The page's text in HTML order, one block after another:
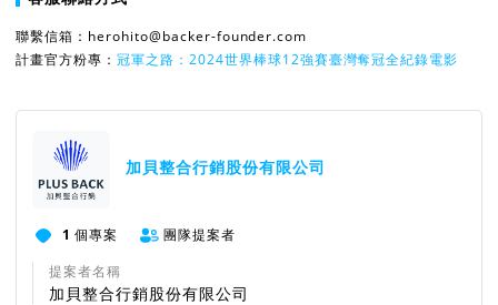
聯繫信箱：herohito@backer-founder.com
計畫官方粉專： 冠軍之路：2024世界棒球12強賽臺灣奪冠全紀錄電影
加貝整合行銷股份有限公司
1 個專案
團隊提案者
提案者名稱
加貝整合行銷股份有限公司